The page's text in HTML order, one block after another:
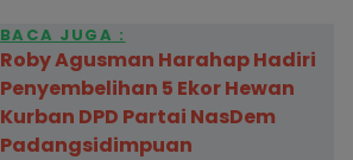
BACA JUGA :
Roby Agusman Harahap Hadiri
Penyembelihan 5 Ekor Hewan
Kurban DPD Partai NasDem
Padangsidimpuan